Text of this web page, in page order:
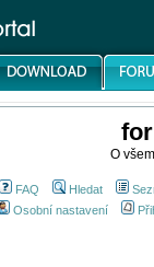
O
FAQ Hledat
Osobní nastavení